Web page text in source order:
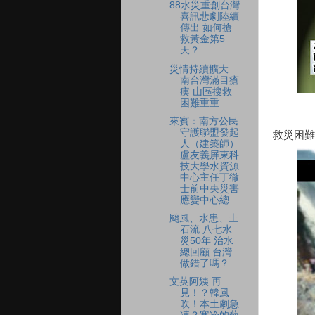
救災困
88水災重創台灣
喜訊悲劇陸續
傳出 如何搶
救黃金第5
天？
災情持續擴大
南台灣滿目瘡
痍 山區搜救
困難重重
來賓：南方公民
守護聯盟發起
人（建築師）
盧友義屏東科
技大學水資源
中心主任丁徹
士前中央災害
應變中心總...
颱風、水患、土
石流 八七水
災50年 治水
總回顧 台灣
做錯了嗎？
文英阿姨 再
見！？韓風
吹！本土劇急